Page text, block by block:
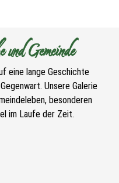
Gemeinde
eine lange Geschichte
Unsere Galerie
besonderen
im Laufe der Zeit.